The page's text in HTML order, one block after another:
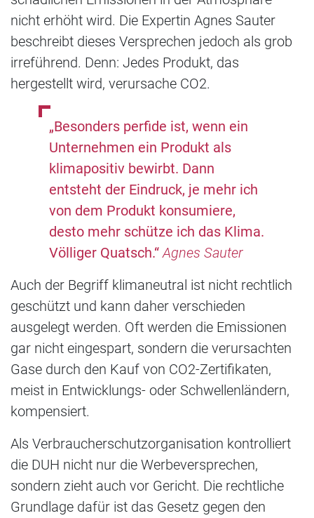
nicht erhöht wird. Die Expertin Agnes Sauter
beschreibt dieses Versprechen jedoch als grob
irreführend. Denn: Jedes Produkt, das
hergestellt wird, verursache CO2.
„Besonders perfide ist, wenn ein
Unternehmen ein Produkt als
klimapositiv bewirbt. Dann
entsteht der Eindruck, je mehr ich
von dem Produkt konsumiere,
desto mehr schütze ich das Klima.
Völliger Quatsch.“Agnes Sauter
Auch der Begriff klimaneutral ist nicht rechtlich
geschützt und kann daher verschieden
ausgelegt werden. Oft werden die Emissionen
gar nicht eingespart, sondern die verursachten
Gase durch den Kauf von CO2-Zertifikaten,
meist in Entwicklungs- oder Schwellenländern,
kompensiert.
Als Verbraucherschutzorganisation kontrolliert
die DUH nicht nur die Werbeversprechen,
sondern zieht auch vor Gericht. Die rechtliche
Grundlage dafür ist das Gesetz gegen den